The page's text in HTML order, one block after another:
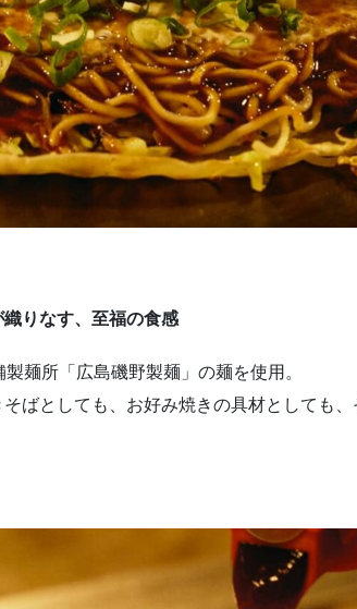
織りなす、至福の食感
麺所「広島磯野製麺」の麺を使用。
ばとしても、お好み焼きの具材としても